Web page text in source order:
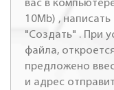
вас в
10Mb) ,
"Создать" . При
файла,
предложено
и адрес